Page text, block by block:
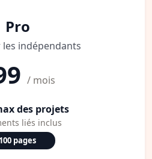
Pro
indépendants
/ mois
des projets
liés inclus
100 pages